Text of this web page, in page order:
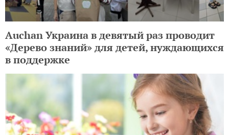
Auchan Украина в девятый раз проводит
«Дерево знаний» для детей, нуждающихся
в поддержке